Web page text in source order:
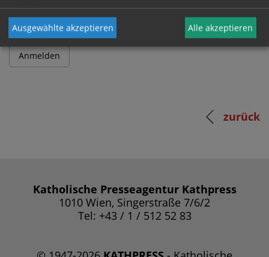
zurück
Katholische Presseagentur Kathpress
1010 Wien, Singerstraße 7/6/2
Tel: +43 / 1 / 512 52 83
Ausgewählte akzeptieren Alle akzeptieren